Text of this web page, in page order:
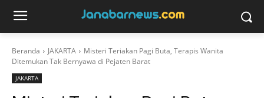
Beranda JAKARTA
Misteri Teriakan Pagi Buta, Terapis Wanita
Ditemukan Tak Bernyawa di Pejaten Barat
JAKARTA